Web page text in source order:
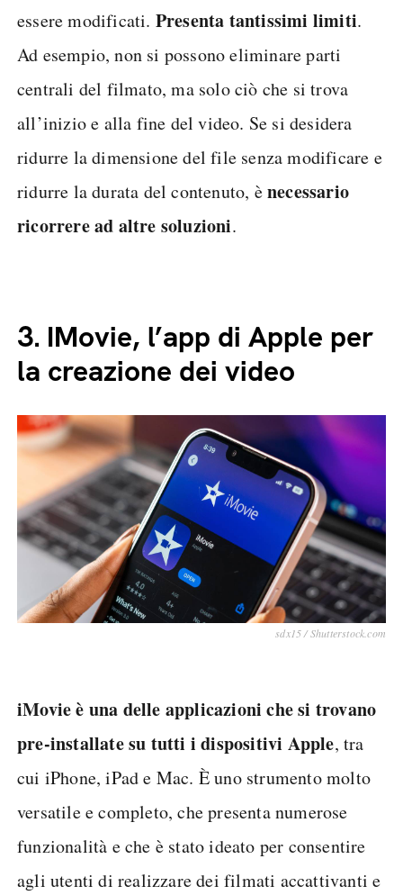
essere modificati. Presenta tantissimi limiti.
Ad esempio, non si possono eliminare parti
centrali del filmato, ma solo ciò che si trova
all’inizio e alla fine del video. Se si desidera
ridurre la dimensione del file senza modificare e
ridurre la durata del contenuto, ènecessario
ricorrere ad altre soluzioni.
3. IMovie, l’app di Apple per
la creazione dei video
sdx15 / Shutterstock.com
iMovie è una delle applicazioni che si trovano
pre-installate su tutti i dispositivi Apple, tra
cui iPhone, iPad e Mac. È uno strumento molto
versatile e completo, che presenta numerose
funzionalità e che è stato ideato per consentire
agli utenti di realizzare dei filmati accattivanti e